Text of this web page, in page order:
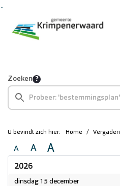
Zoeken
U bevindt zich hier: Home
A A A
2026
dinsdag 15 december2026